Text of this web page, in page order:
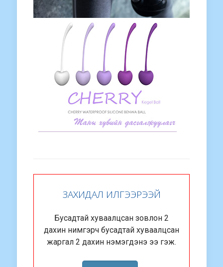
ЗАХИДАЛ ИЛГЭЭРЭЭЙ
Бусадтай хуваалцсан зовлон 2
дахин нимгэрч бусадтай хуваалцсан
жаргал 2 дахин нэмэгдэнэ ээ гэж.